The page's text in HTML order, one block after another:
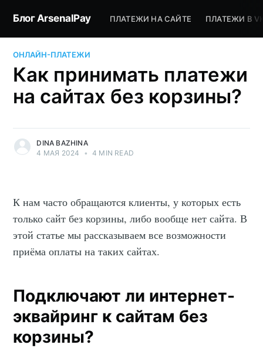
Блог ArsenalPay ПЛАТЕЖИ НА САЙТЕ ПЛАТЕЖИ В
ОНЛАЙН-ПЛАТЕЖИ
Как принимать платежи
на сайтах без корзины?
DINA BAZHINA
4 МАЯ 2024
• 4 MIN READ
К нам часто обращаются клиенты, у которых есть
только сайт без корзины, либо вообще нет сайта. В
этой статье мы рассказываем все возможности
приёма оплаты на таких сайтах.
Подключают ли интернет-
эквайринг к сайтам без
корзины?